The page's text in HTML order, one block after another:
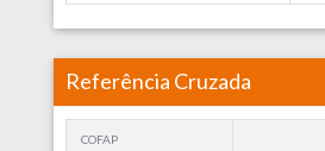
Referência Cruzada
COFAP